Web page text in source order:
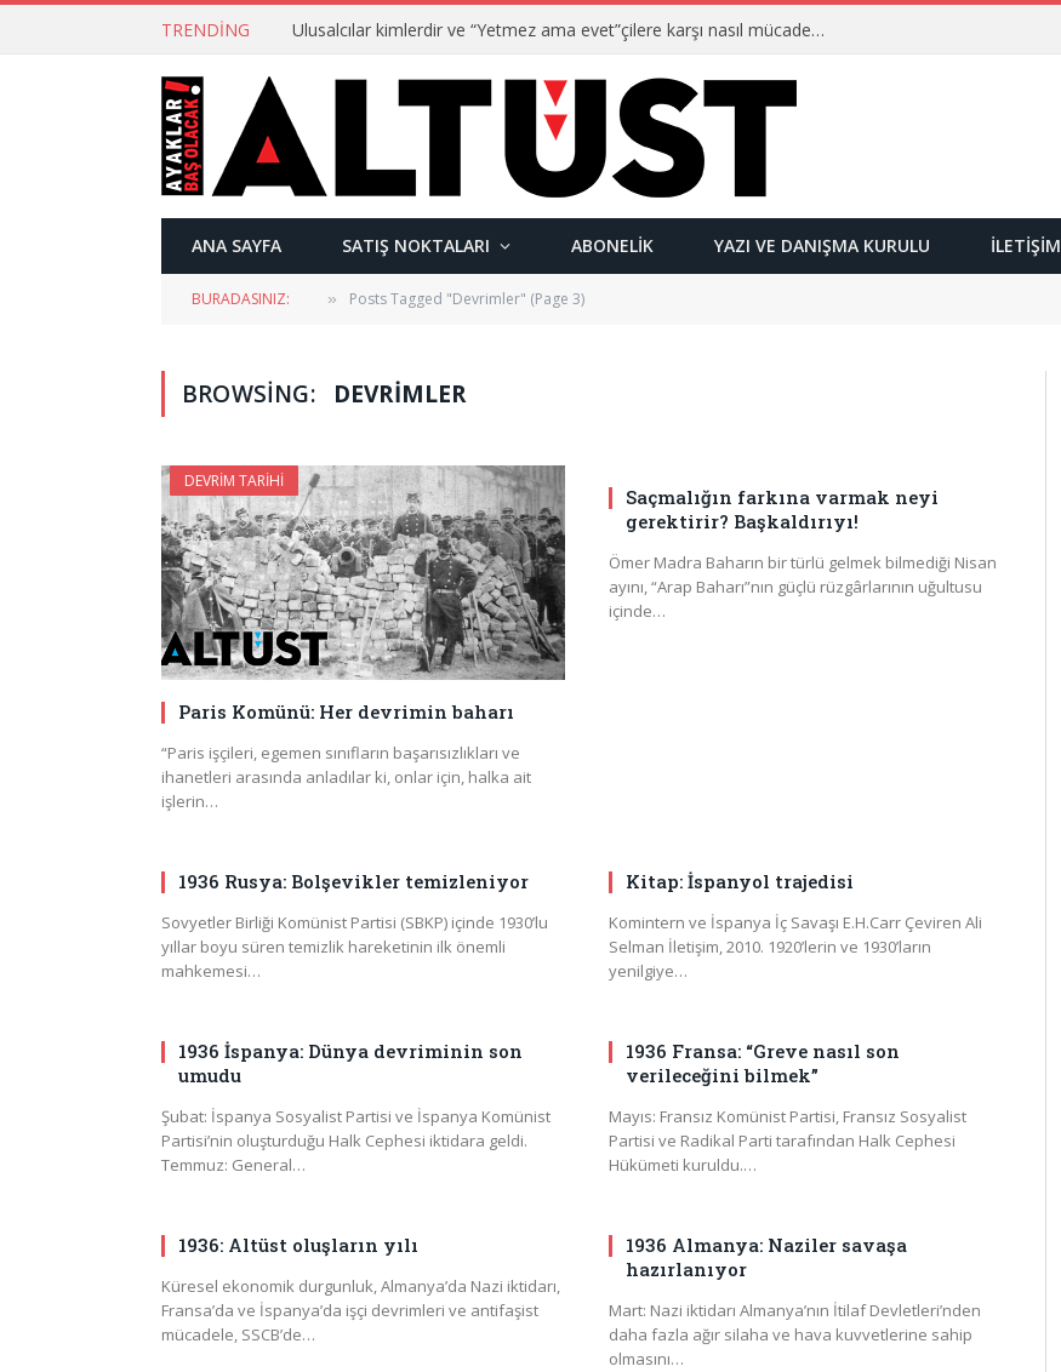
TRENDING Ulusalcılar kimlerdir ve “Yetmez ama evet”çilere karşı nasıl mücadele ederler?
ANA SAYFA SATIŞ NOKTALARI ABONELIK YAZI VE DANIŞMA KURULU İLETIŞIM
BURADASINIZ: » Posts Tagged "Devrimler" (Page 3)
BROWSING: DEVRIMLER
DEVRIM TARIHI
Paris Komünü: Her devrimin baharı
“Paris işçileri, egemen sınıfların başarısızlıkları ve
ihanetleri arasında anladılar ki, onlar için, halka ait
işlerin…
Saçmalığın farkına varmak neyi
gerektirir? Başkaldırıyı!
Ömer Madra Baharın bir türlü gelmek bilmediği Nisan
ayını, “Arap Baharı”nın güçlü rüzgârlarının uğultusu
içinde…
1936 Rusya: Bolşevikler temizleniyor
Sovyetler Birliği Komünist Partisi (SBKP) içinde 1930’lu
yıllar boyu süren temizlik hareketinin ilk önemli
mahkemesi…
Kitap: İspanyol trajedisi
Komintern ve İspanya İç Savaşı E.H.Carr Çeviren Ali
Selman İletişim, 2010. 1920’lerin ve 1930’ların
yenilgiye…
1936 İspanya: Dünya devriminin son
umudu
Şubat: İspanya Sosyalist Partisi ve İspanya Komünist
Partisi’nin oluşturduğu Halk Cephesi iktidara geldi.
Temmuz: General…
1936 Fransa: “Greve nasıl son
verileceğini bilmek”
Mayıs: Fransız Komünist Partisi, Fransız Sosyalist
Partisi ve Radikal Parti tarafından Halk Cephesi
Hükümeti kuruldu.…
1936: Altüst oluşların yılı
Küresel ekonomik durgunluk, Almanya’da Nazi iktidarı,
Fransa’da ve İspanya’da işçi devrimleri ve antifaşist
mücadele, SSCB’de…
1936 Almanya: Naziler savaşa
hazırlanıyor
Mart: Nazi iktidarı Almanya’nın İtilaf Devletleri’nden
daha fazla ağır silaha ve hava kuvvetlerine sahip
olmasını…